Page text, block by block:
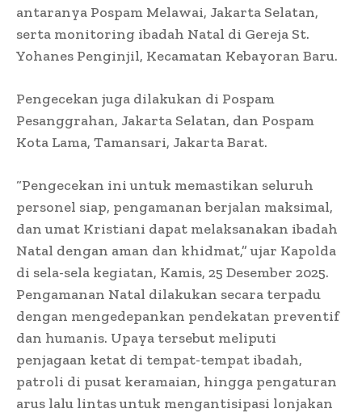
antaranya Pospam Melawai, Jakarta Selatan,
serta monitoring ibadah Natal di Gereja St.
Yohanes Penginjil, Kecamatan Kebayoran Baru.
Pengecekan juga dilakukan di Pospam
Pesanggrahan, Jakarta Selatan, dan Pospam
Kota Lama, Tamansari, Jakarta Barat.
“Pengecekan ini untuk memastikan seluruh
personel siap, pengamanan berjalan maksimal,
dan umat Kristiani dapat melaksanakan ibadah
Natal dengan aman dan khidmat,” ujar Kapolda
di sela-sela kegiatan, Kamis, 25 Desember 2025.
Pengamanan Natal dilakukan secara terpadu
dengan mengedepankan pendekatan preventif
dan humanis. Upaya tersebut meliputi
penjagaan ketat di tempat-tempat ibadah,
patroli di pusat keramaian, hingga pengaturan
arus lalu lintas untuk mengantisipasi lonjakan